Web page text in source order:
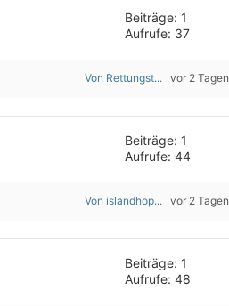
Beiträge: 1
Aufrufe: 37
Von Rettungst... vor 2 Tagen
Beiträge: 1
Aufrufe: 44
Von islandhop... vor 2 Tagen
Beiträge: 1
Aufrufe: 48